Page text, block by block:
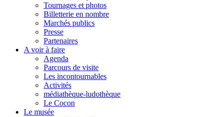
Tournages et photos
Billetterie en nombre
Marchés publics
Presse
Partenaires
A voir à faire
Agenda
Parcours de visite
Les incontournables
Activités
médiathèque-ludothèque
Le Cocon
Le musée